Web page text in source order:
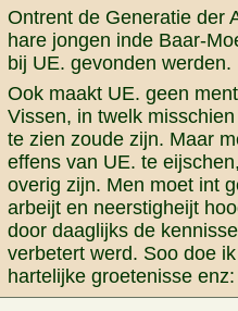
Ontrent de Generatie der
hare jongen inde Baar-
bij UE. gevonden werden.
Ook maakt UE. geen
Vissen, in twelk
te zien zoude zijn. Maar
effens van UE. te
overig zijn. Men moet int
arbeijt en neerstigheijt
door daaglijks de
verbetert werd. Soo doe
hartelijke groetenisse